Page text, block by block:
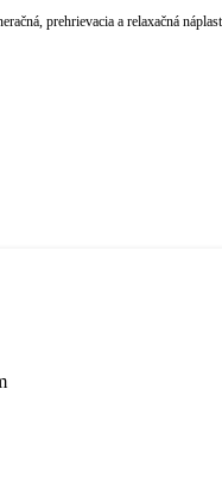
prehrievacia a relaxačná